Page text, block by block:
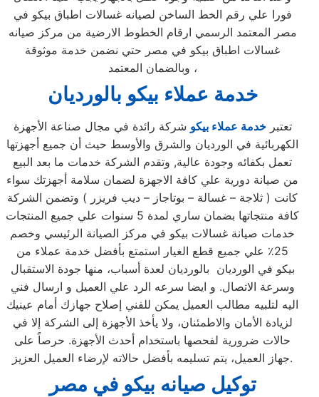
فورا علي رقم الخط الساخن لصيانه غسالات اطباق بيكو في
مصر المعتمد الرسمي ارقام الخطوط الارضية من مركز صيانه
غسالات اطباق بيكو في مصر حتي نضمن خدمة موثوقة
وبالضمان المعتمد ،
خدمة عملاء بيكو بالورديان
تعتبرخدمة عملاء بيكو شركة رائدة في مجال صناعة الأجهزة
الكهربائية في الورديان والشرق والأوسط حيث أن جميع أجهزتها
تعمل بكفائه وجودة عالية, وتقدم الشركة خدمات ما بعد البيع
من صيانة دورية علي كافة الاجهزة لضمان سلامة أجهزتك سواء
كانت ( ثلاجة – غسالة – بوتاجاز – ديب فريزر ) وتضمن الشركة
كافة منتجاتها بضمان ساري لمدة 5 سنوات علي جميع المنتجات
خدمات صيانة غسالات بيكو في مركز الصيانة الرئيسي وخصم
25٪ علي جميع قطع الغيار استمتع بأفضل خدمة عملاء من
بيكو في الورديان بالورديان لعدة أسباب، منها جودة الاستقبال
وسرعة الاتصال. و ايضا سرعه الرد علي العميل و ارسال فني
اليه لتلبيه مطالب العميل يمكن للفني إصلاح جهازك أمام عينيك
لزيادة الأمان والاطمئنان، ولا يأخذ الأجهزة إلى الشركة إلا في
حالات ضرورية لفحصها باستخدام أحدث الأجهزة. حرصاً على
جهاز العميل، يتم تسليمه بأفضل حالاته لإرضاء العميل العزيز.
توكيل صيانه بيكو في مصر